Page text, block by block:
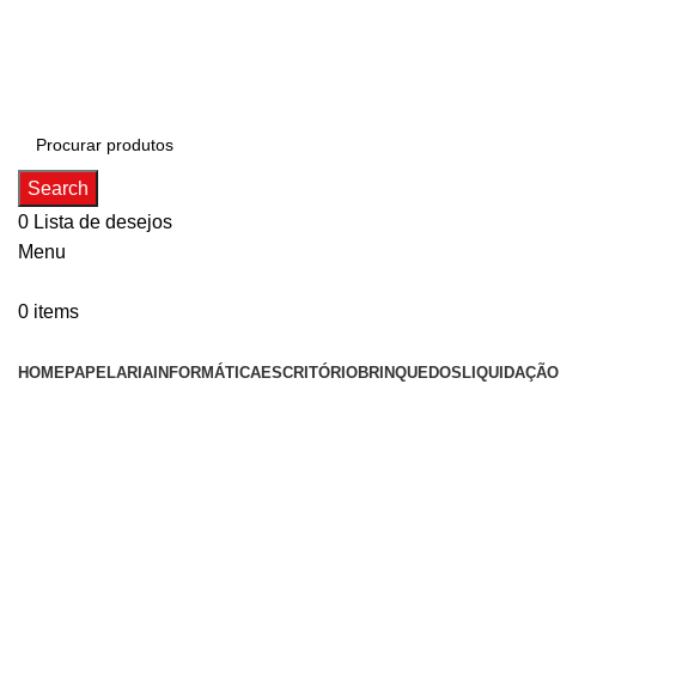
Search
0 Lista de desejos
Menu
0 items
HOMEPAPELARIA INFORMÁTICAESCRITÓRIOBRINQUEDOS LIQUIDAÇÃO